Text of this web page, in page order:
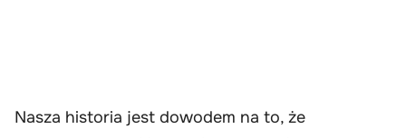
Nasza historia jest dowodem na to, że